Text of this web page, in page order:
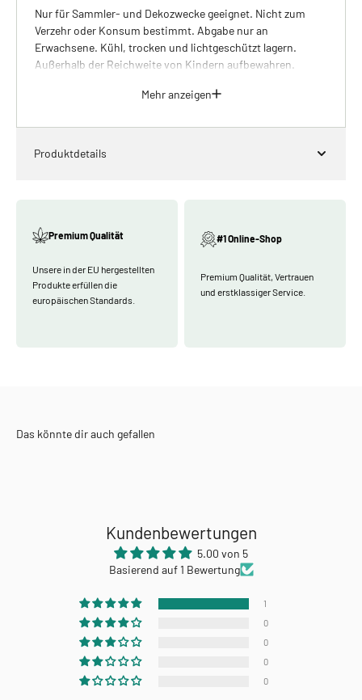
Nur für Sammler- und Dekozwecke geeignet. Nicht zum
Verzehr oder Konsum bestimmt. Abgabe nur an
Erwachsene. Kühl, trocken und lichtgeschützt lagern.
Außerhalb der Reichweite von Kindern aufbewahren.
Mehr anzeigen
Produktdetails
Premium Qualität
Unsere in der EU hergestellten
Produkte erfüllen die
europäischen Standards.
#1 Online-Shop
Premium Qualität, Vertrauen
und erstklassiger Service.
Kundenbewertungen
5.00 von 5
Basierend auf 1 Bewertung
1
0
0
0
0